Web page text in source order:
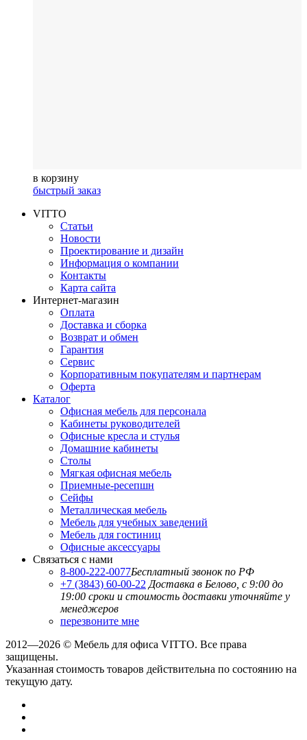
в корзину
быстрый заказ
VITTO
Статьи
Новости
Проектирование и дизайн
Информация о компании
Контакты
Карта сайта
Интернет-магазин
Оплата
Доставка и сборка
Возврат и обмен
Гарантия
Сервис
Корпоративным покупателям и партнерам
Оферта
Каталог
Офисная мебель для персонала
Кабинеты руководителей
Офисные кресла и стулья
Домашние кабинеты
Столы
Мягкая офисная мебель
Приемные-ресепшн
Сейфы
Металлическая мебель
Мебель для учебных заведений
Мебель для гостиниц
Офисные аксессуары
Связаться с нами
8-800-222-0077Бесплатный звонок по РФ
+7 (3843) 60-00-22 Доставка в Белово, с 9:00 до
19:00 сроки и стоимость доставки уточняйте у
менеджеров
перезвоните мне
2012—2026 © Мебель для офиса VITTO. Все права
защищены.
Указанная стоимость товаров действительна по состоянию на
текущую дату.